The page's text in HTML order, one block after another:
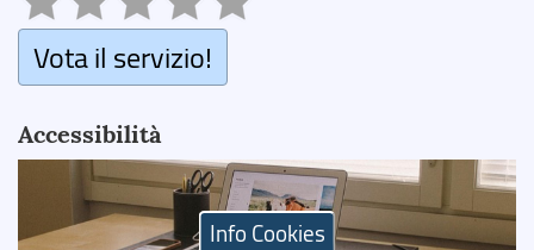
Vota il servizio!
Accessibilità
Info Cookies